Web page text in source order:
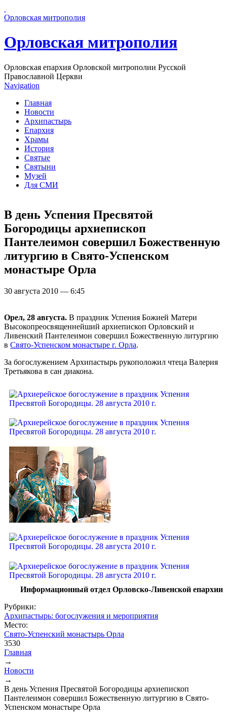
Орловская митрополия
Орловская митрополия
Орловская епархия Орловской митрополии Русской
Православной Церкви
Navigation
Главная
Новости
Архипастырь
Епархия
Храмы
История
Святые
Святыни
Музей
Для СМИ
В день Успения Пресвятой
Богородицы архиепископ
Пантелеимон совершил Божественную
литургию в Свято-Успенском
монастыре Орла
30 августа 2010 — 6:45
Орел, 28 августа. В праздник Успения Божией Матери
Высокопреосвященнейший архиепископ Орловский и
Ливенский Пантелеимон совершил Божественную литургию
в Свято-Успенском монастыре г. Орла.
За богослужением Архипастырь рукоположил чтеца Валерия
Третьякова в сан диакона.
Информационный отдел Орловско-Ливенской епархии
Рубрики:
Архипастырь: богослужения и мероприятия
Место:
Свято-Успенский монастырь Орла
3530
Вы здесь
Главная
→
Новости
→
В день Успения Пресвятой Богородицы архиепископ
Пантелеимон совершил Божественную литургию в Свято-
Успенском монастыре Орла